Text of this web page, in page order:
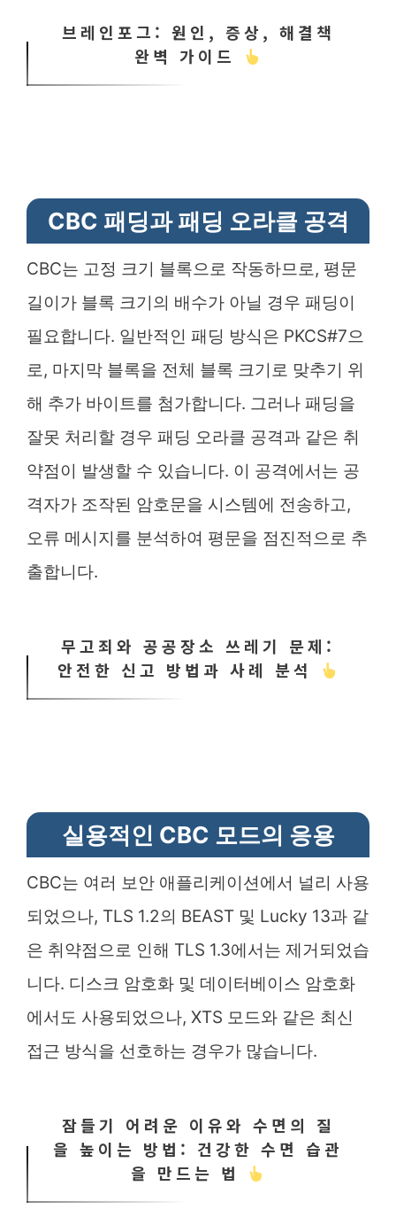
브레인포그: 원인, 증상, 해결책
완벽 가이드
CBC 패딩과 패딩 오라클 공격
CBC는 고정 크기 블록으로 작동하므로, 평문
길이가 블록 크기의 배수가 아닐 경우 패딩이
필요합니다. 일반적인 패딩 방식은 PKCS#7으
로, 마지막 블록을 전체 블록 크기로 맞추기 위
해 추가 바이트를 첨가합니다. 그러나 패딩을
잘못 처리할 경우 패딩 오라클 공격과 같은 취
약점이 발생할 수 있습니다. 이 공격에서는 공
격자가 조작된 암호문을 시스템에 전송하고,
오류 메시지를 분석하여 평문을 점진적으로 추
출합니다.
무고죄와 공공장소 쓰레기 문제:
안전한 신고 방법과 사례 분석
실용적인 CBC 모드의 응용
CBC는 여러 보안 애플리케이션에서 널리 사용
되었으나, TLS 1.2의 BEAST 및 Lucky 13과 같
은 취약점으로 인해 TLS 1.3에서는 제거되었습
니다. 디스크 암호화 및 데이터베이스 암호화
에서도 사용되었으나, XTS 모드와 같은 최신
접근 방식을 선호하는 경우가 많습니다.
잠들기 어려운 이유와 수면의 질
을 높이는 방법: 건강한 수면 습관
을 만드는 법